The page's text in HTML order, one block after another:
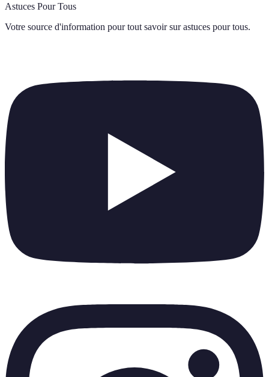
Astuces Pour Tous
Votre source d'information pour tout savoir sur astuces pour tous.